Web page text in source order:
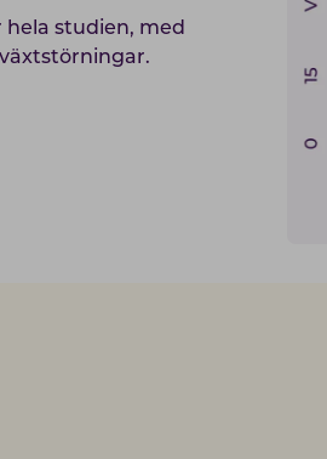
hela studien, med